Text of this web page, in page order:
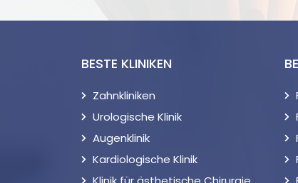
BESTE KLINIKEN
Zahnkliniken
Urologische Klinik
Augenklinik
Kardiologische Klinik